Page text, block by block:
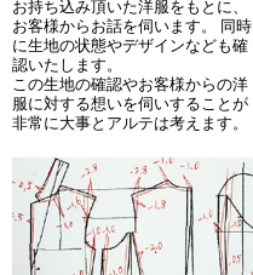
ましたが、こちらの要望もしっか
りと聞き入れていただきながら手
際よく採寸してくれる大場社長は
予想通りの素敵な方(ちょい悪オヤ
ジ)で、採寸後も色々と世間話をし
ながら楽しい時間を過ごさせてい
ただきました。 レザーという素材
信をもって対応する姿は長年の経
験による自信のようなものを感じ
ました。
ルイスレザーの補正もスピーディ
ーに対応していただき、仕上がり
お持ち込み頂いた洋服をもとに、
お客様からお話を伺います。 同時
に生地の状態やデザインなども確
認いたします。
この生地の確認やお客様からの洋
服に対する想いを伺いすることが
非常に大事とアルテは考えます。